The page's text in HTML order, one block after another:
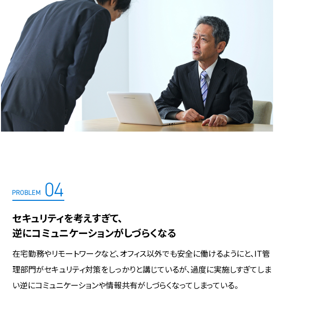
セキュリティを考えすぎて、
逆にコミュニケーションがしづらくなる
在宅勤務やリモートワークなど、オフィス以外でも安全に働けるようにと、IT管
理部門がセキュリティ対策をしっかりと講じているが、過度に実施しすぎてしま
い逆にコミュニケーションや情報共有がしづらくなってしまっている。